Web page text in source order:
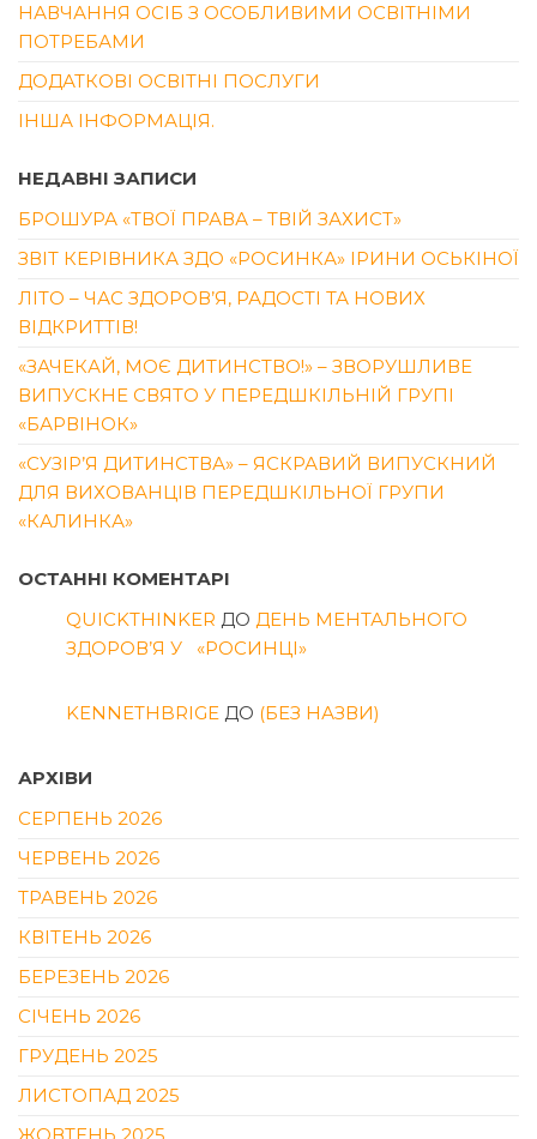
НАВЧАННЯ ОСІБ З ОСОБЛИВИМИ ОСВІТНІМИ
ПОТРЕБАМИ
ДОДАТКОВІ ОСВІТНІ ПОСЛУГИ
ІНША ІНФОРМАЦІЯ.
НЕДАВНІ ЗАПИСИ
БРОШУРА «ТВОЇ ПРАВА – ТВІЙ ЗАХИСТ»
ЗВІТ КЕРІВНИКА ЗДО «РОСИНКА» ІРИНИ ОСЬКІНОЇ
ЛІТО – ЧАС ЗДОРОВ’Я, РАДОСТІ ТА НОВИХ
ВІДКРИТТІВ!
«ЗАЧЕКАЙ, МОЄ ДИТИНСТВО!» – ЗВОРУШЛИВЕ
ВИПУСКНЕ СВЯТО У ПЕРЕДШКІЛЬНІЙ ГРУПІ
«БАРВІНОК»
«СУЗІР’Я ДИТИНСТВА» – ЯСКРАВИЙ ВИПУСКНИЙ
ДЛЯ ВИХОВАНЦІВ ПЕРЕДШКІЛЬНОЇ ГРУПИ
«КАЛИНКА»
ОСТАННІ КОМЕНТАРІ
QUICKTHINKER ДО ДЕНЬ МЕНТАЛЬНОГО
ЗДОРОВ’Я У «РОСИНЦІ»
KENNETHBRIGE ДО (БЕЗ НАЗВИ)
АРХІВИ
СЕРПЕНЬ 2026
ЧЕРВЕНЬ 2026
ТРАВЕНЬ 2026
КВІТЕНЬ 2026
БЕРЕЗЕНЬ 2026
СІЧЕНЬ 2026
ГРУДЕНЬ 2025
ЛИСТОПАД 2025